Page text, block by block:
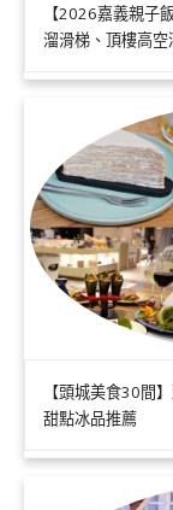
【2026嘉義親子
溜滑梯、頂樓高空
【頭城美食30間
甜點冰品推薦